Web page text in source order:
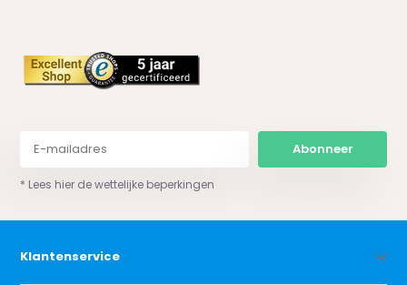
Abonneer
* Lees hier de wettelijke beperkingen
Klantenservice